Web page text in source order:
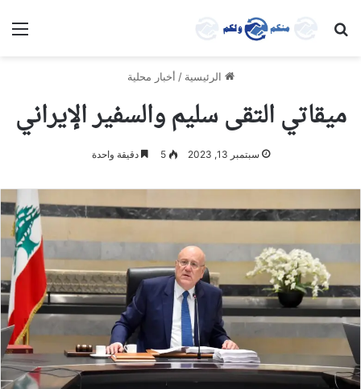
بحث عن
الرئيسية / أخبار محلية
ميقاتي التقى سليم والسفير الإيراني
سبتمبر 13, 2023 5 دقيقة واحدة